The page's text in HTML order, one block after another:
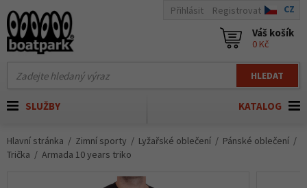
HLEDAT
Přihlásit Registrovat CZ
Váš košík
0 Kč
KATALOG
SLUŽBY
Hlavní stránka Zimní sporty Lyžařské oblečení
Pánské oblečení
Trička
Armada 10 years triko